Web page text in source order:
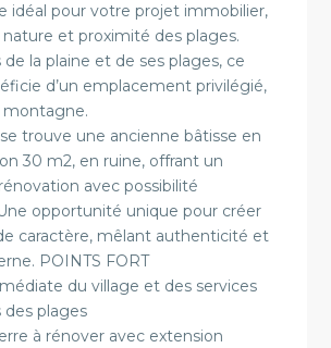
idéal pour votre projet immobilier,
nature et proximité des plages.
la plaine et de ses plages, ce
d’un emplacement privilégié,
trouve une ancienne bâtisse en
30 m2, en ruine, offrant un
avec possibilité
opportunité unique pour créer
caractère, mêlant authenticité et
POINTS FORT
du village et des services
plages
à rénover avec extension